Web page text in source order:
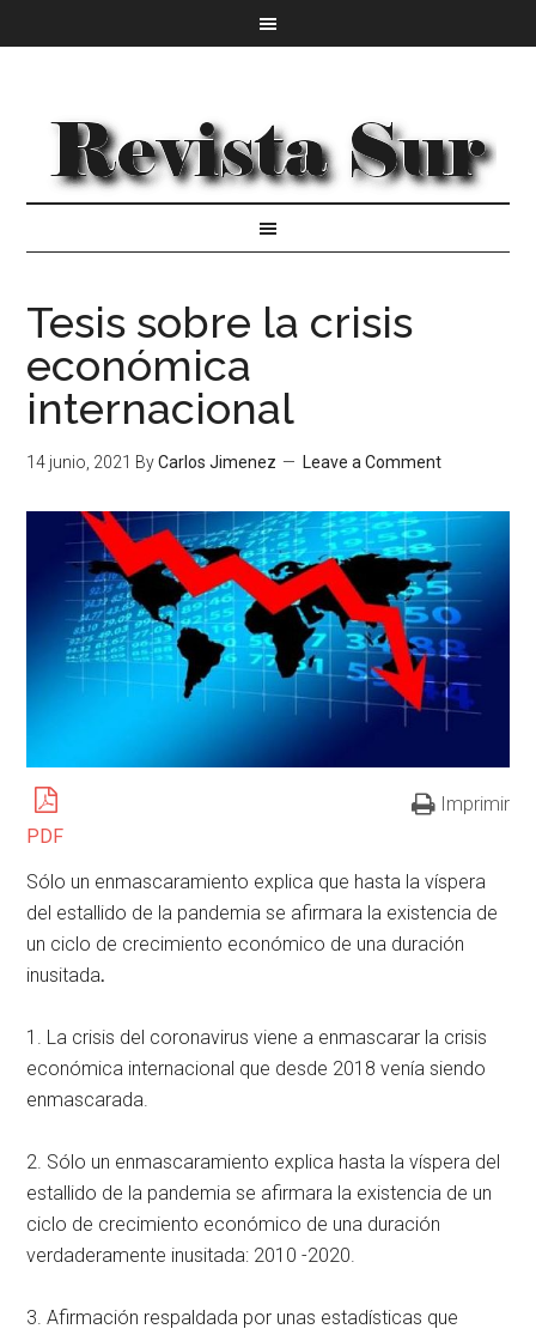
Tesis sobre la crisis
económica
internacional
14 junio, 2021 ByCarlos Jimenez Leave a Comment
PDF
Imprimir
Sólo un enmascaramiento explica que hasta la víspera
del estallido de la pandemia se afirmara la existencia de
un ciclo de crecimiento económico de una duración
inusitada.
1. La crisis del coronavirus viene a enmascarar la crisis
económica internacional que desde 2018 venía siendo
enmascarada.
2. Sólo un enmascaramiento explica hasta la víspera del
estallido de la pandemia se afirmara la existencia de un
ciclo de crecimiento económico de una duración
verdaderamente inusitada: 2010 -2020.
3. Afirmación respaldada por unas estadísticas que